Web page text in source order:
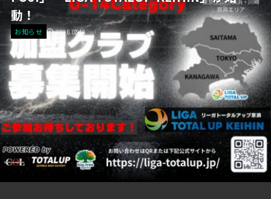
動！
お知らせ 2026.03.18